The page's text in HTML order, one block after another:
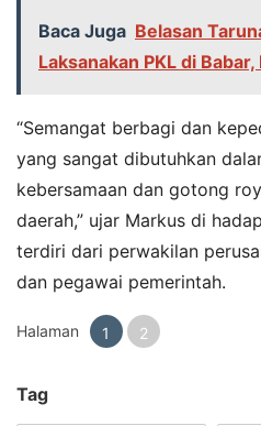
Baca Juga Belasan
Laksanakan PKL di
“Semangat berbagi dan
yang sangat dibutuhkan
kebersamaan dan gotong
daerah,” ujar Markus di
terdiri dari perwakilan
dan pegawai pemerintah.
Halaman 1 2
Tag